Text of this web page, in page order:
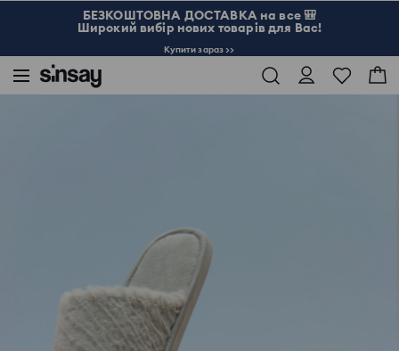
БЕЗКОШТОВНА ДОСТАВКА на все 🎒
Широкий вибір нових товарів для Вас!
Купити зараз >>